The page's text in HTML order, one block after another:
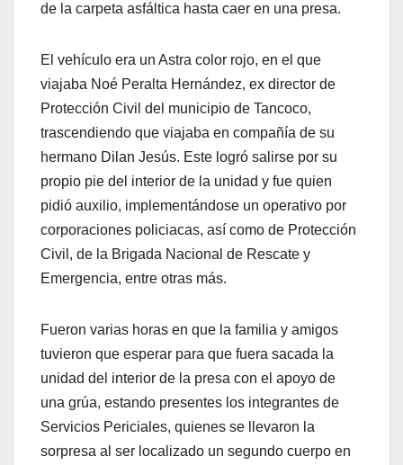
de la carpeta asfáltica hasta caer en una presa.
El vehículo era un Astra color rojo, en el que
viajaba Noé Peralta Hernández, ex director de
Protección Civil del municipio de Tancoco,
trascendiendo que viajaba en compañía de su
hermano Dilan Jesús. Este logró salirse por su
propio pie del interior de la unidad y fue quien
pidió auxilio, implementándose un operativo por
corporaciones policiacas, así como de Protección
Civil, de la Brigada Nacional de Rescate y
Emergencia, entre otras más.
Fueron varias horas en que la familia y amigos
tuvieron que esperar para que fuera sacada la
unidad del interior de la presa con el apoyo de
una grúa, estando presentes los integrantes de
Servicios Periciales, quienes se llevaron la
sorpresa al ser localizado un segundo cuerpo en